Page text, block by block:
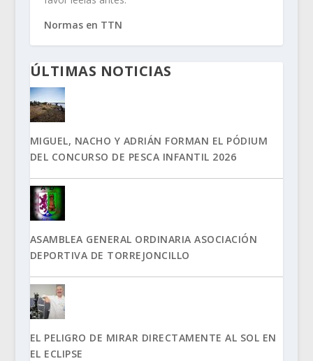
Normas en TTN
ÚLTIMAS NOTICIAS
MIGUEL, NACHO Y ADRIÁN FORMAN EL PÓDIUM
DEL CONCURSO DE PESCA INFANTIL 2026
ASAMBLEA GENERAL ORDINARIA ASOCIACIÓN
DEPORTIVA DE TORREJONCILLO
EL PELIGRO DE MIRAR DIRECTAMENTE AL SOL EN
EL ECLIPSE